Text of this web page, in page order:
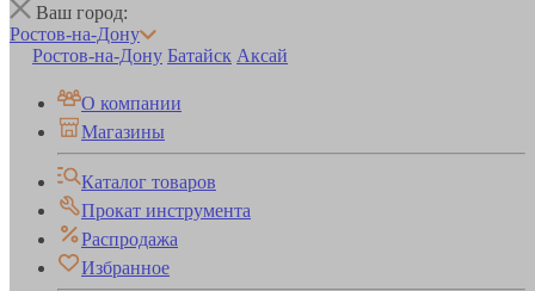
Ваш город:
Ростов-на-Дону
Ростов-на-Дону Батайск Аксай
О компании
Магазины
Каталог товаров
Прокат инструмента
Распродажа
Избранное